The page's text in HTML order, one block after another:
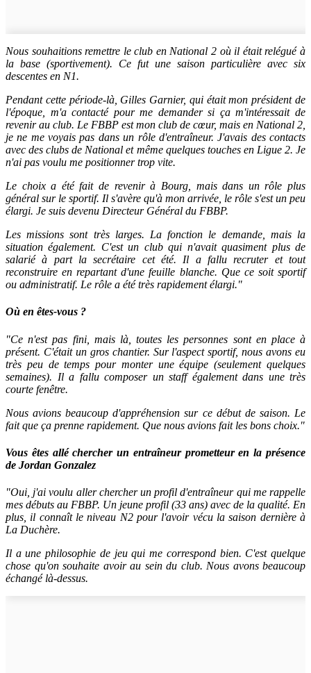
Nous souhaitions remettre le club en National 2 où il était relégué à
la base (sportivement). Ce fut une saison particulière avec six
descentes en N1.
Pendant cette période-là, Gilles Garnier, qui était mon président de
l'époque, m'a contacté pour me demander si ça m'intéressait de
revenir au club. Le FBBP est mon club de cœur, mais en National 2,
je ne me voyais pas dans un rôle d'entraîneur. J'avais des contacts
avec des clubs de National et même quelques touches en Ligue 2. Je
n'ai pas voulu me positionner trop vite.
Le choix a été fait de revenir à Bourg, mais dans un rôle plus
général sur le sportif. Il s'avère qu'à mon arrivée, le rôle s'est un peu
élargi. Je suis devenu Directeur Général du FBBP.
Les missions sont très larges. La fonction le demande, mais la
situation également. C'est un club qui n'avait quasiment plus de
salarié à part la secrétaire cet été. Il a fallu recruter et tout
reconstruire en repartant d'une feuille blanche. Que ce soit sportif
ou administratif. Le rôle a été très rapidement élargi."
Où en êtes-vous ?
"Ce n'est pas fini, mais là, toutes les personnes sont en place à
présent. C'était un gros chantier. Sur l'aspect sportif, nous avons eu
très peu de temps pour monter une équipe (seulement quelques
semaines). Il a fallu composer un staff également dans une très
courte fenêtre.
Nous avions beaucoup d'appréhension sur ce début de saison. Le
fait que ça prenne rapidement. Que nous avions fait les bons choix."
Vous êtes allé chercher un entraîneur prometteur en la présence
de Jordan Gonzalez
"Oui, j'ai voulu aller chercher un profil d'entraîneur qui me rappelle
mes débuts au FBBP. Un jeune profil (33 ans) avec de la qualité. En
plus, il connaît le niveau N2 pour l'avoir vécu la saison dernière à
La Duchère.
Il a une philosophie de jeu qui me correspond bien. C'est quelque
chose qu'on souhaite avoir au sein du club. Nous avons beaucoup
échangé là-dessus.